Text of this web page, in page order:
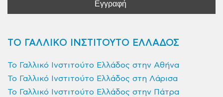
ΤΟ ΓΑΛΛΙΚΟ ΙΝΣΤΙΤΟΥΤΟ ΕΛΛΑΔΟΣ
Το Γαλλικό Ινστιτούτο Ελλάδος στην Αθήνα
Το Γαλλικό Ινστιτούτο Ελλάδος στη Λάρισα
Το Γαλλικό Ινστιτούτο Ελλάδος στην Πάτρα